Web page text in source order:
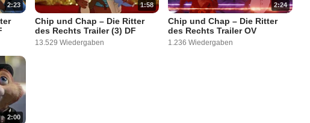
2:23 1:58
Chip und Chap – Die Ritter
des Rechts Trailer (3) DF
13.529 Wiedergaben
2:24
Chip und Chap – Die Ritter
des Rechts Trailer OV
1.236 Wiedergaben
2:00